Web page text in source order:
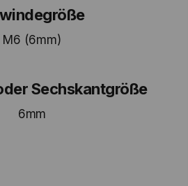
M6 (6mm)
Sechskantgröße
6mm